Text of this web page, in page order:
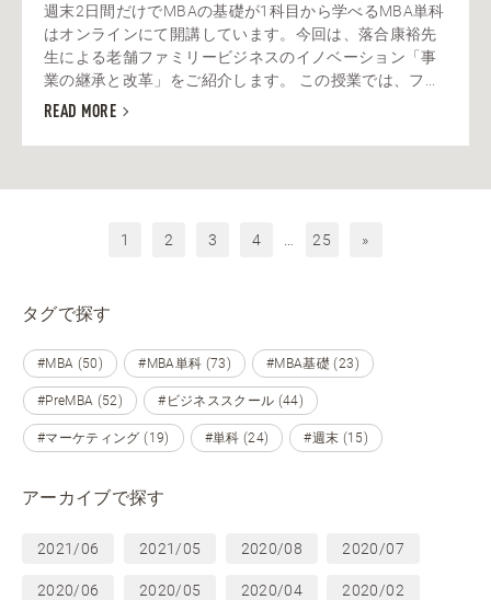
週末2日間だけでMBAの基礎が1科目から学べるMBA単科
はオンラインにて開講しています。今回は、落合康裕先
生による老舗ファミリービジネスのイノベーション「事
業の継承と改革」をご紹介します。 この授業では、フ...
READ MORE
1 2 3 4 25 »
タグで探す
#MBA (50) #MBA単科 (73) #MBA基礎 (23)
#PreMBA (52) #ビジネススクール (44)
#マーケティング (19) #単科 (24) #週末 (15)
アーカイブで探す
2021/06 2021/05 2020/08 2020/07
2020/06 2020/05 2020/04 2020/02